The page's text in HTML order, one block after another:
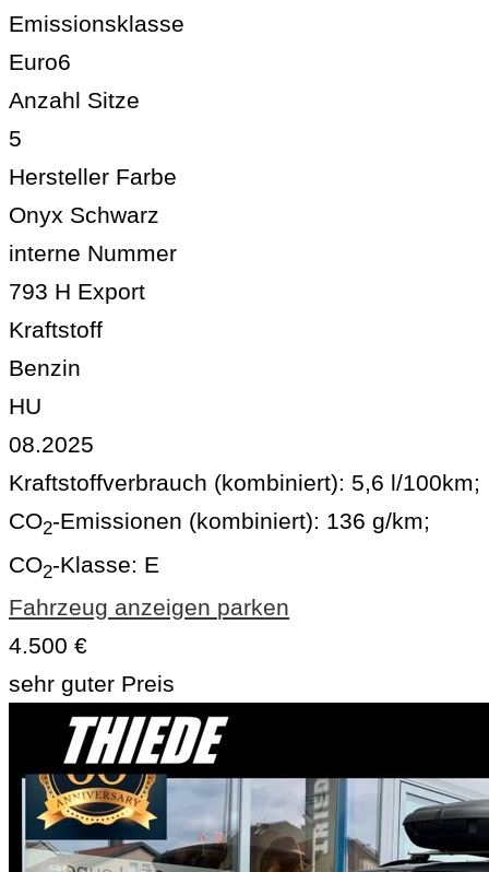
Emissionsklasse
Euro6
Anzahl Sitze
5
Hersteller Farbe
Onyx Schwarz
interne Nummer
793 H Export
Kraftstoff
Benzin
HU
08.2025
Kraftstoffverbrauch (kombiniert): 5,6 l/100km;
CO2-Emissionen (kombiniert): 136 g/km;
CO2-Klasse: E
Fahrzeug anzeigen parken
4.500 €
sehr guter Preis